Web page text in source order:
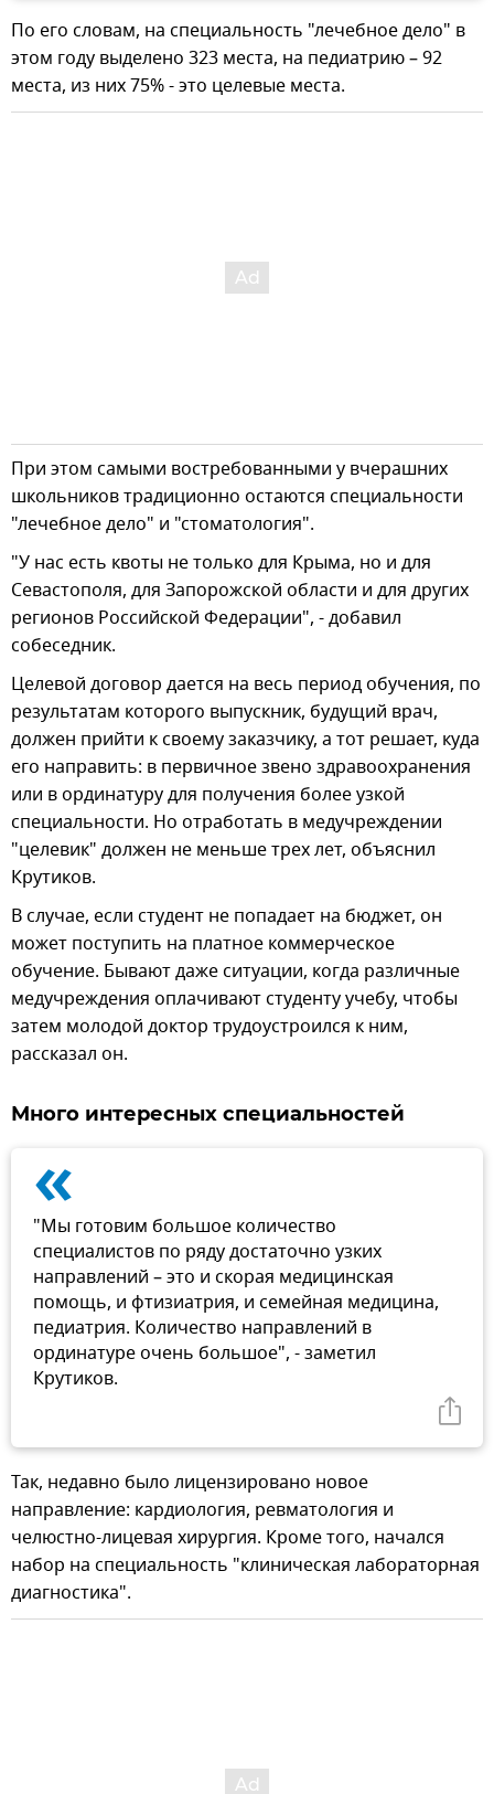
По его словам, на специальность "лечебное дело" в
этом году выделено 323 места, на педиатрию – 92
места, из них 75% - это целевые места.
При этом самыми востребованными у вчерашних
школьников традиционно остаются специальности
"лечебное дело" и "стоматология".
"У нас есть квоты не только для Крыма, но и для
Севастополя, для Запорожской области и для других
регионов Российской Федерации", - добавил
собеседник.
Целевой договор дается на весь период обучения, по
результатам которого выпускник, будущий врач,
должен прийти к своему заказчику, а тот решает, куда
его направить: в первичное звено здравоохранения
или в ординатуру для получения более узкой
специальности. Но отработать в медучреждении
"целевик" должен не меньше трех лет, объяснил
Крутиков.
В случае, если студент не попадает на бюджет, он
может поступить на платное коммерческое
обучение. Бывают даже ситуации, когда различные
медучреждения оплачивают студенту учебу, чтобы
затем молодой доктор трудоустроился к ним,
рассказал он.
Много интересных специальностей
«
"Мы готовим большое количество
специалистов по ряду достаточно узких
направлений – это и скорая медицинская
помощь, и фтизиатрия, и семейная медицина,
педиатрия. Количество направлений в
ординатуре очень большое", - заметил
Крутиков.
Так, недавно было лицензировано новое
направление: кардиология, ревматология и
челюстно-лицевая хирургия. Кроме того, начался
набор на специальность "клиническая лабораторная
диагностика".